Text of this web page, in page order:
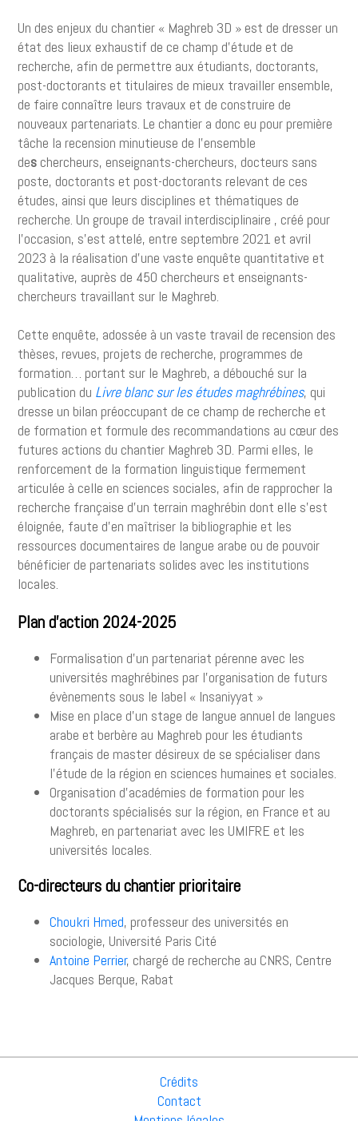
Un des enjeux du chantier « Maghreb 3D » est de dresser un
état des lieux exhaustif de ce champ d’étude et de
recherche, afin de permettre aux étudiants, doctorants,
post-doctorants et titulaires de mieux travailler ensemble,
de faire connaître leurs travaux et de construire de
nouveaux partenariats. Le chantier a donc eu pour première
tâche la recension minutieuse de l’ensemble
des chercheurs, enseignants-chercheurs, docteurs sans
poste, doctorants et post-doctorants relevant de ces
études, ainsi que leurs disciplines et thématiques de
recherche. Un groupe de travail interdisciplinaire , créé pour
l’occasion, s’est attelé, entre septembre 2021 et avril
2023 à la réalisation d’une vaste enquête quantitative et
qualitative, auprès de 450 chercheurs et enseignants-
chercheurs travaillant sur le Maghreb.
Cette enquête, adossée à un vaste travail de recension des
thèses, revues, projets de recherche, programmes de
formation… portant sur le Maghreb, a débouché sur la
publication du Livre blanc sur les études maghrébines, qui
dresse un bilan préoccupant de ce champ de recherche et
de formation et formule des recommandations au cœur des
futures actions du chantier Maghreb 3D. Parmi elles, le
renforcement de la formation linguistique fermement
articulée à celle en sciences sociales, afin de rapprocher la
recherche française d’un terrain maghrébin dont elle s’est
éloignée, faute d’en maîtriser la bibliographie et les
ressources documentaires de langue arabe ou de pouvoir
bénéficier de partenariats solides avec les institutions
locales.
Plan d’action 2024-2025
Formalisation d’un partenariat pérenne avec les
universités maghrébines par l’organisation de futurs
évènements sous le label « Insaniyyat »
Mise en place d’un stage de langue annuel de langues
arabe et berbère au Maghreb pour les étudiants
français de master désireux de se spécialiser dans
l’étude de la région en sciences humaines et sociales.
Organisation d’académies de formation pour les
doctorants spécialisés sur la région, en France et au
Maghreb, en partenariat avec les UMIFRE et les
universités locales.
Co-directeurs du chantier prioritaire
Choukri Hmed, professeur des universités en
sociologie, Université Paris Cité
Antoine Perrier, chargé de recherche au CNRS, Centre
Jacques Berque, Rabat
Crédits
Contact